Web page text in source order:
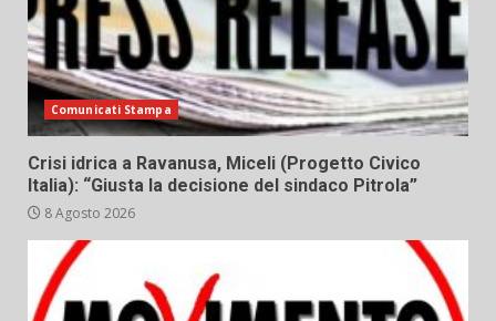
Comunicati Stampa
Crisi idrica a Ravanusa, Miceli (Progetto Civico
Italia): “Giusta la decisione del sindaco Pitrola”
8 Agosto 2026